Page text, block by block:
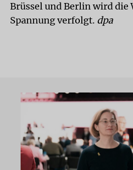
Brüssel und Berlin wird die
Spannung verfolgt. dpa